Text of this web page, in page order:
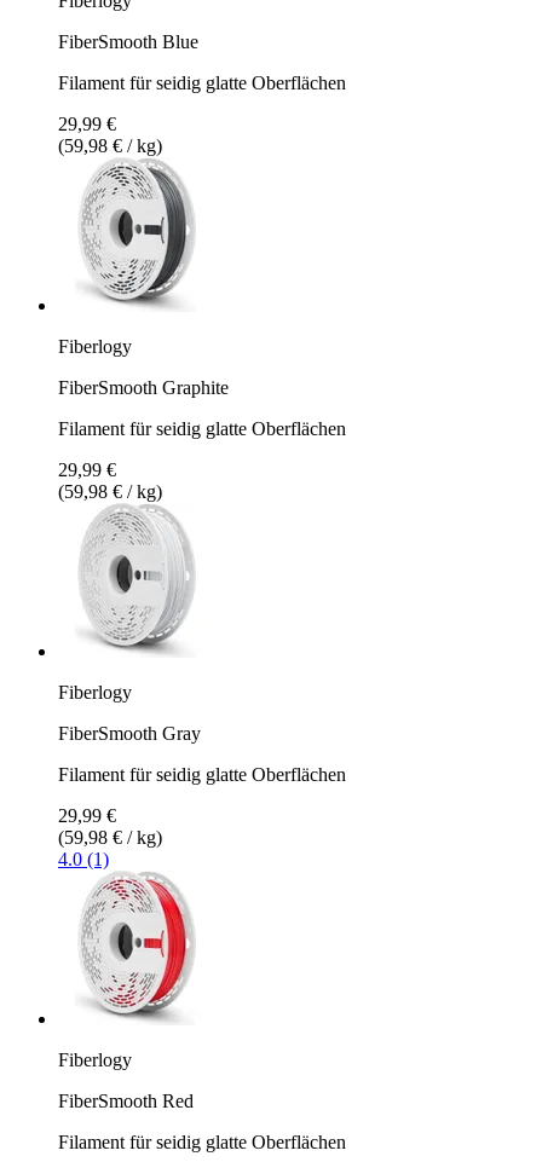
FiberSmooth Blue
Filament für seidig glatte Oberflächen
29,99 €
(59,98 € / kg)
Fiberlogy
FiberSmooth Graphite
Filament für seidig glatte Oberflächen
29,99 €
(59,98 € / kg)
Fiberlogy
FiberSmooth Gray
Filament für seidig glatte Oberflächen
29,99 €
(59,98 € / kg)
4.0 (1)
Fiberlogy
FiberSmooth Red
Filament für seidig glatte Oberflächen